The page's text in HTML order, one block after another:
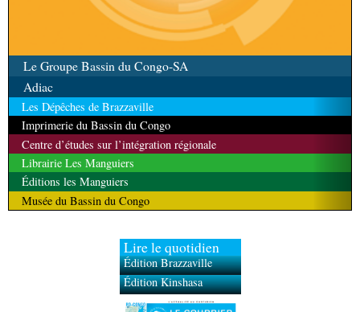
Le Groupe Bassin du Congo-SA
Adiac
Les Dépêches de Brazzaville
Imprimerie du Bassin du Congo
Centre d’études sur l’intégration régionale
Librairie Les Manguiers
Éditions les Manguiers
Musée du Bassin du Congo
Lire le quotidien
Édition Brazzaville
Édition Kinshasa